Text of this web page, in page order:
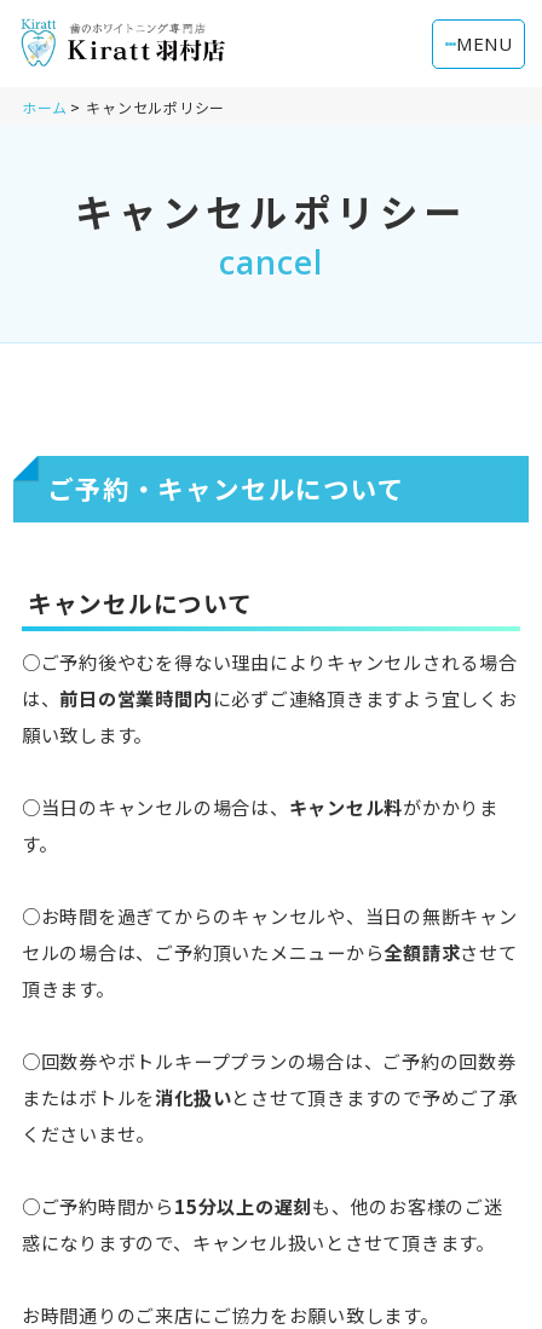
MENU
ホーム キャンセルポリシー
キャンセルポリシー
cancel
ご予約・キャンセルについて
キャンセルについて
○ご予約後やむを得ない理由によりキャンセルされる場合
は、 前日の営業時間内に必ずご連絡頂きますよう宜しくお
願い致します。
○当日のキャンセルの場合は、 キャンセル料がかかりま
す。
○お時間を過ぎてからのキャンセルや、当日の無断キャン
セルの場合は、ご予約頂いたメニューから全額請求させて
頂きます。
○回数券やボトルキーププランの場合は、ご予約の回数券
またはボトルを消化扱いとさせて頂きますので予めご了承
くださいませ。
○ご予約時間から15分以上の遅刻も、他のお客様のご迷
惑になりますので、キャンセル扱いとさせて頂きます。
お時間通りのご来店にご協力をお願い致します。